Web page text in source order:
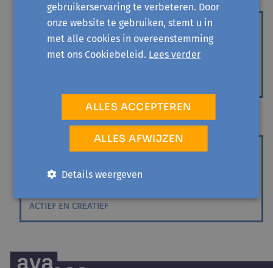
WEMMEL
di 1 december '26 - 1 sessie
Conversatie in de keuken
Samen koken en Nederlands oefenen
di 15 december '26 - 1 sessie
Conversatie in de keuken
ACTIEF EN CREATIEF
gebruikerservaring te verbeteren. Door
onze website te gebruiken, stemt u in
met alle cookies in overeenstemming
met ons Cookiebeleid. Lees verder
ALLES ACCEPTEREN
ALLES AFWIJZEN
Details weergeven